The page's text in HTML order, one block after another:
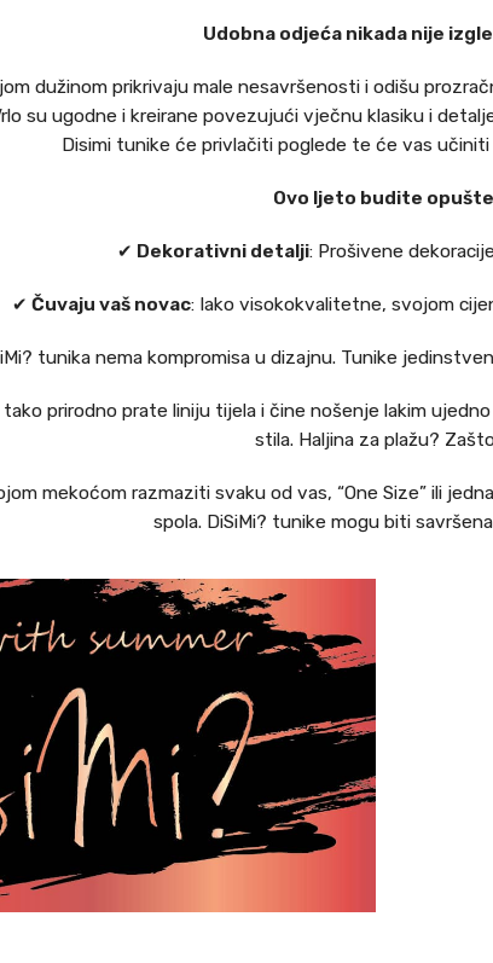
Udobna odjeća nikada nije
dužinom prikrivaju male nesavršenosti i odišu
su ugodne i kreirane povezujući vječnu klasiku i
Disimi tunike će privlačiti poglede te će vas
Ovo ljeto budite
✔ Dekorativni detalji: Prošivene
✔ Čuvaju vaš novac: Iako visokokvalitetne, svojom
tunika nema kompromisa u dizajnu. Tunike
tako prirodno prate liniju tijela i čine nošenje lakim
stila. Haljina za plažu?
mekoćom razmaziti svaku od vas, “One Size” ili
spola. DiSiMi? tunike mogu biti